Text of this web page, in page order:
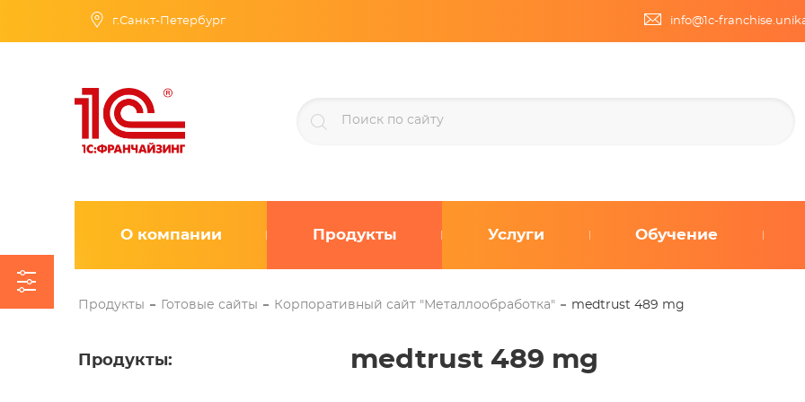
г.Санкт-Петербург info@1c-
О компании Продукты Услуги Обучение
Продукты Готовые сайты Корпоративный сайт "Металлообработка" medtrust 489 mg
Продукты: medtrust 489 mg